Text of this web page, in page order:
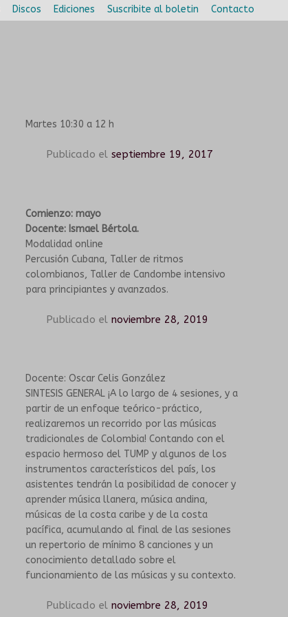
Discos Ediciones Suscribite al boletin Contacto
Martes 10:30 a 12 h
Publicado elseptiembre 19, 2017
Comienzo: mayo
Docente: Ismael Bértola.
Modalidad online
Percusión Cubana, Taller de ritmos
colombianos, Taller de Candombe intensivo
para principiantes y avanzados.
Publicado elnoviembre 28, 2019
Docente: Oscar Celis González
SINTESIS GENERAL ¡A lo largo de 4 sesiones, y a
partir de un enfoque teórico-práctico,
realizaremos un recorrido por las músicas
tradicionales de Colombia! Contando con el
espacio hermoso del TUMP y algunos de los
instrumentos característicos del país, los
asistentes tendrán la posibilidad de conocer y
aprender música llanera, música andina,
músicas de la costa caribe y de la costa
pacífica, acumulando al final de las sesiones
un repertorio de mínimo 8 canciones y un
conocimiento detallado sobre el
funcionamiento de las músicas y su contexto.
Publicado elnoviembre 28, 2019